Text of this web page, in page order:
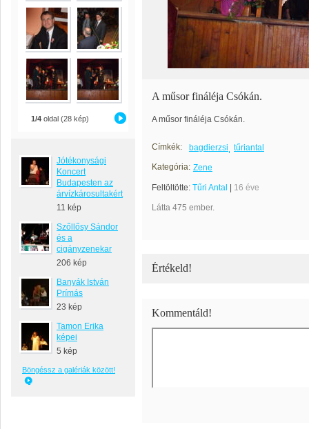
1/4 oldal (28 kép)
Jótékonysági
Koncert
Budapesten az
árvízkárosultakért
11 kép
Szőllősy Sándor
és a
cigányzenekar
206 kép
Banyák István
Prímás
23 kép
Tamon Erika
képei
5 kép
Böngéssz a galériák között!
A műsor fináléja Csókán.
A műsor fináléja Csókán.
Címkék: bagdierzsi
tűriantal
Kategória: Zene
Feltöltötte: Tűri Antal 16 éve
Látta 475 ember.
Értékeld!
Kommentáld!